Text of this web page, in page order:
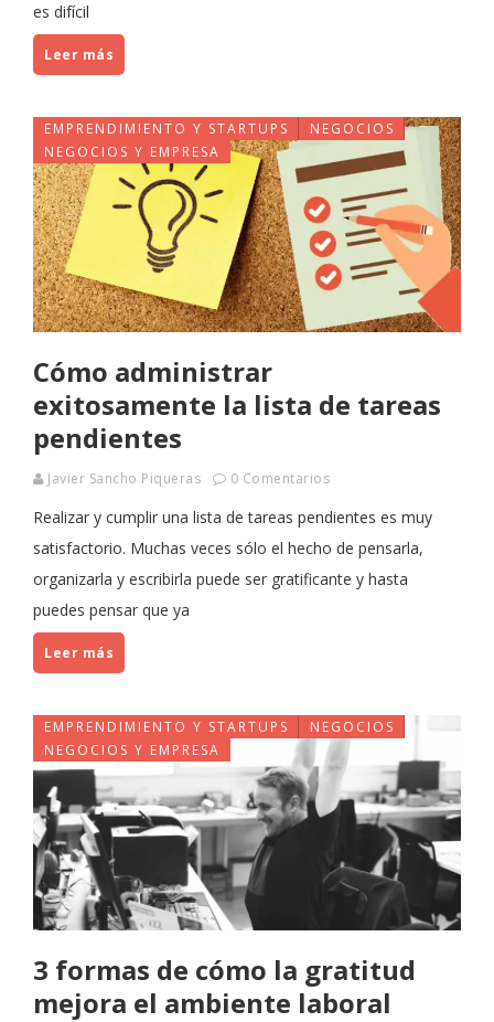
es difícil
Leer más
EMPRENDIMIENTO Y STARTUPS
NEGOCIOS
NEGOCIOS Y EMPRESA
Cómo administrar
exitosamente la lista de tareas
pendientes
Javier Sancho Piqueras 0 Comentarios
Realizar y cumplir una lista de tareas pendientes es muy
satisfactorio. Muchas veces sólo el hecho de pensarla,
organizarla y escribirla puede ser gratificante y hasta
puedes pensar que ya
Leer más
EMPRENDIMIENTO Y STARTUPS
NEGOCIOS
NEGOCIOS Y EMPRESA
3 formas de cómo la gratitud
mejora el ambiente laboral